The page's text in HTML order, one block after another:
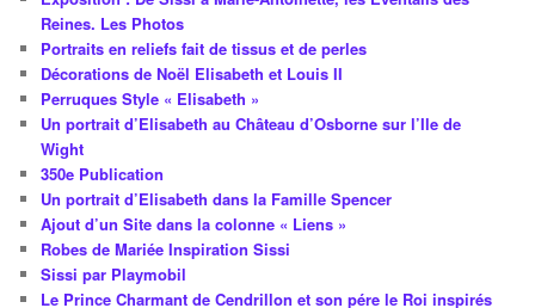
Reines. Les Photos
Portraits en reliefs fait de tissus et de perles
Décorations de Noël Elisabeth et Louis II
Perruques Style « Elisabeth »
Un portrait d’Elisabeth au Château d’Osborne sur l’Ile de
Wight
350e Publication
Un portrait d’Elisabeth dans la Famille Spencer
Ajout d’un Site dans la colonne « Liens »
Robes de Mariée Inspiration Sissi
Sissi par Playmobil
Le Prince Charmant de Cendrillon et son pére le Roi inspirés